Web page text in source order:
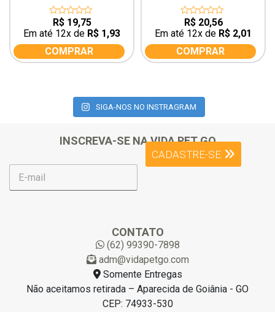
CARRAPATICIDA
250ML UCB
out
of
5
R$19,75
Em até 12x de R$ 1,93
COMPRAR
out
of
5
R$20,56
Em até 12x de R$ 2,01
COMPRAR
SIGA-NOS NO INSTRAGRAM
INSCREVA-SE NA VIDA PET GO
E
m
CADASTRE-SE
CONTATO
(62) 99390-7898
adm@vidapetgo.com
Somente Entregas
Não aceitamos retirada – Aparecida de Goiânia - GO
CEP: 74933-530